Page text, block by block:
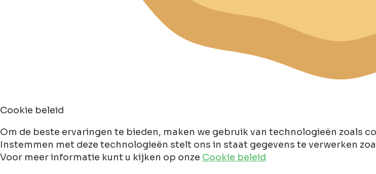
Cookie beleid
Om de beste ervaringen te bieden, maken we gebruik van technologieën zoals
Instemmen met deze technologieën stelt ons in staat gegevens te verwerken
Voor meer informatie kunt u kijken op onze Cookie beleid